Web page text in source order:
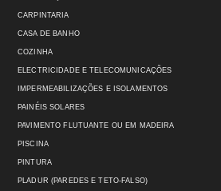
CARPINTARIA
CASA DE BANHO
COZINHA
ELECTRICIDADE E TELECOMUNICAÇÕES
IMPERMEABILIZAÇÕES E ISOLAMENTOS
PAINÉIS SOLARES
PAVIMENTO FLUTUANTE OU EM MADEIRA
PISCINA
PINTURA
PLADUR (PAREDES E TETO-FALSO)